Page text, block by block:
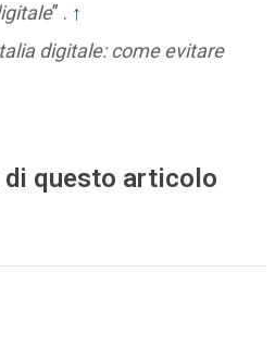
” . ↑
digitale: come evitare
questo articolo